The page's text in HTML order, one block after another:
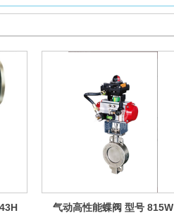
气动高性能蝶阀 型号 815W